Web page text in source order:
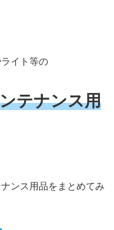
イト等の
テナンス用
ンス用品をまとめてみ